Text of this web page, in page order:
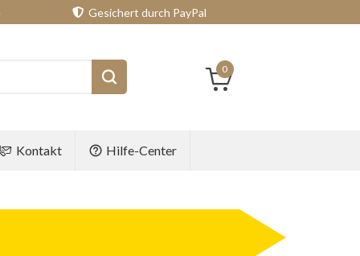
Gesichert durch PayPal
0
Kontakt Hilfe-Center